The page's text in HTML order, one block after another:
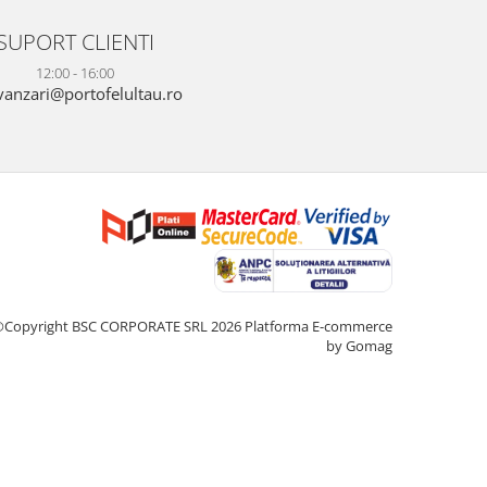
CLIENTI
12:00 - 16:00
BSC CORPORATE SRL 2026 Platforma E-commerce
by Gomag